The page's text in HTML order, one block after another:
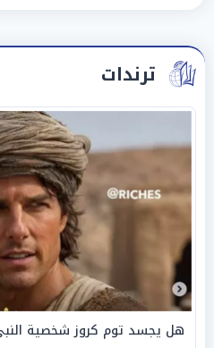
ترندات
هل يجسد توم كروز شخصية